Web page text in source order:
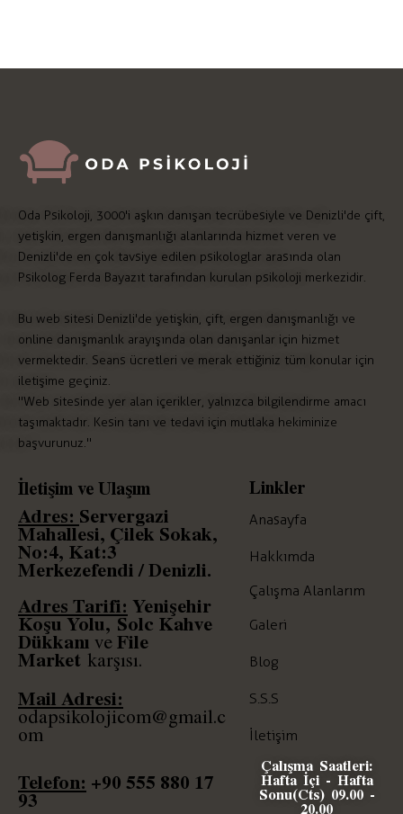
Oda Psikoloji, 3000'i aşkın danışan tecrübesiyle ve Denizli'de çift,
yetişkin, ergen danışmanlığı alanlarında hizmet veren ve
Denizli'de en çok tavsiye edilen psikologlar arasında olan
Psikolog Ferda Bayazıt tarafından kurulan psikoloji merkezidir.
Bu web sitesi Denizli'de yetişkin, çift, ergen danışmanlığı ve
online danışmanlık arayışında olan danışanlar için hizmet
vermektedir. Seans ücretleri ve merak ettiğiniz tüm konular için
iletişime geçiniz.
"Web sitesinde yer alan içerikler, yalnızca bilgilendirme amacı
taşımaktadır. Kesin tanı ve tedavi için mutlaka hekiminize
başvurunuz."
İletişim ve Ulaşım
Adres: Servergazi
Mahallesi, Çilek Sokak,
No:4, Kat:3
Merkezefendi / Denizli.
Adres Tarifi: Yenişehir
Koşu Yolu, Solc Kahve
Dükkanı veFile
Market karşısı.
Mail Adresi:
odapsikolojicom@gmail.c
om
Telefon: +90555 880 17
93
Linkler
Anasayfa
Hakkımda
Çalışma Alanlarım
Galeri
Blog
S.S.S
İletişim
Çalışma Saatleri:
Hafta İçi - Hafta
Sonu(Cts) 09.00 -
20.00